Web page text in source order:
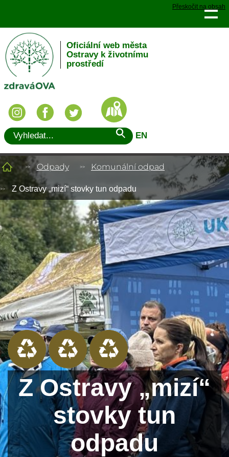
Přeskočit na obsah
Oficiální web města
Ostravy k životnímu
prostředí
EN
Odpady Komunální odpad
Z Ostravy „mizí“ stovky tun odpadu
Z Ostravy „mizí“
stovky tun
odpadu